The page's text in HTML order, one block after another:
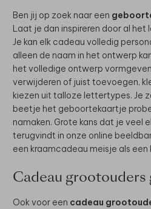
Ben jij op zoek naar een
Laat je dan inspireren door al het
Je kan elk cadeau volledig
alleen de naam in het ontwerp
het volledige ontwerp
verwijderen of juist toevoegen,
kiezen uit talloze lettertypes. Je
beetje het geboortekaartje
namaken. Grote kans dat je veel
terugvindt in onze online
een kraamcadeau meisje als
Cadeau grootouders
Ook voor een cadeau